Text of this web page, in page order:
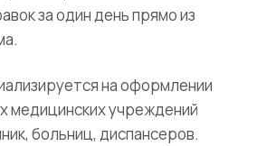
за один день прямо из
на оформлении
медицинских учреждений
больниц, диспансеров.